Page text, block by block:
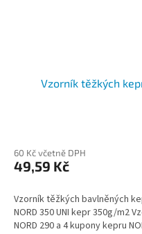
Vzorník těžkých
60 Kč včetně DPH
49,59 Kč
Vzorník těžkých bavlněných
NORD 350 UNI kepr 350g/m2
NORD 290 a 4 kupony kepru